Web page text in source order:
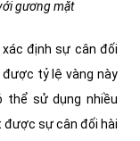
gương mặt
định sự cân đối
tỷ lệ vàng này
thể sử dụng nhiều
sự cân đối hài